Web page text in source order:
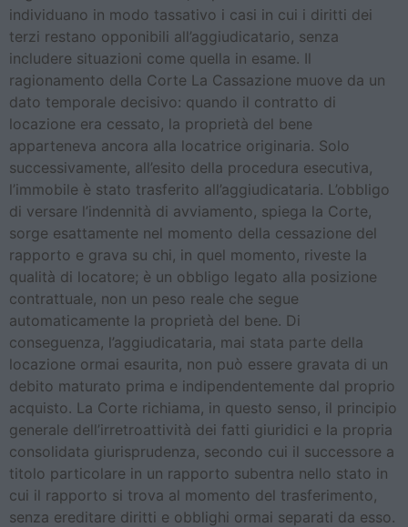
individuano in modo tassativo i casi in cui i diritti dei
terzi restano opponibili all’aggiudicatario, senza
includere situazioni come quella in esame. Il
ragionamento della Corte La Cassazione muove da un
dato temporale decisivo: quando il contratto di
locazione era cessato, la proprietà del bene
apparteneva ancora alla locatrice originaria. Solo
successivamente, all’esito della procedura esecutiva,
l’immobile è stato trasferito all’aggiudicataria. L’obbligo
di versare l’indennità di avviamento, spiega la Corte,
sorge esattamente nel momento della cessazione del
rapporto e grava su chi, in quel momento, riveste la
qualità di locatore; è un obbligo legato alla posizione
contrattuale, non un peso reale che segue
automaticamente la proprietà del bene. Di
conseguenza, l’aggiudicataria, mai stata parte della
locazione ormai esaurita, non può essere gravata di un
debito maturato prima e indipendentemente dal proprio
acquisto. La Corte richiama, in questo senso, il principio
generale dell’irretroattività dei fatti giuridici e la propria
consolidata giurisprudenza, secondo cui il successore a
titolo particolare in un rapporto subentra nello stato in
cui il rapporto si trova al momento del trasferimento,
senza ereditare diritti e obblighi ormai separati da esso.